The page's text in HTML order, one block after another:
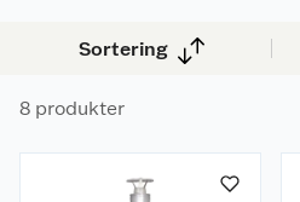
Sortering
8 produkter